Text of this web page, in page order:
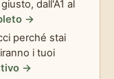
dall'A1 al
→
perché stai
i tuoi
→